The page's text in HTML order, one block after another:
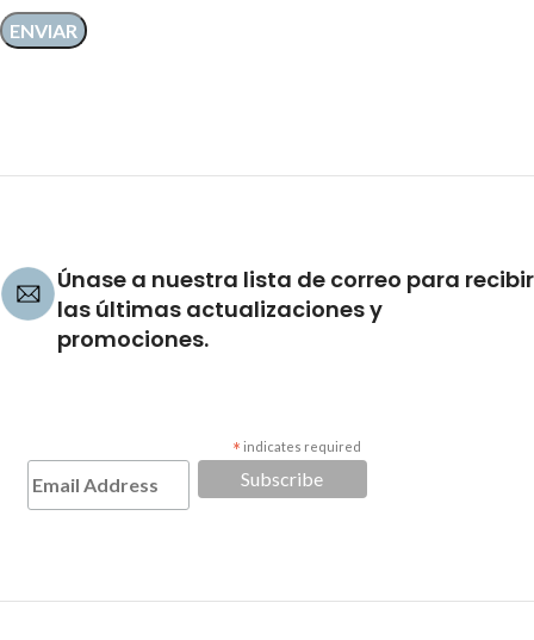
Únase a nuestra lista de correo para recibir
las últimas actualizaciones y
promociones.
* indicates required